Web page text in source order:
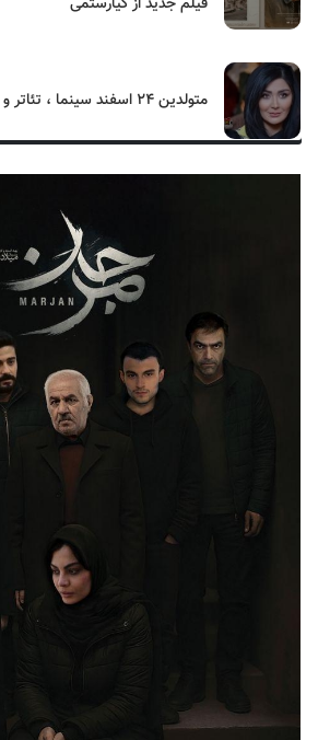
متولدین ۲۴ اسفند سینما ، تئاتر و موسیقی؛ مریم معصومی